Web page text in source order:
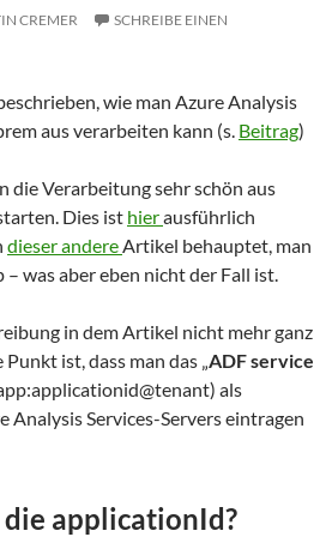
CREMER
SCHREIBE EINEN
wie man Azure Analysis
aus verarbeiten kann (s. Beitrag)
die Verarbeitung sehr schön aus
Dies ist hierausführlich
dieser andereArtikel behauptet, man
was aber eben nicht der Fall ist.
in dem Artikel nicht mehr ganz
ist, dass man das „ADF service
als
Services-Servers eintragen
applicationId?